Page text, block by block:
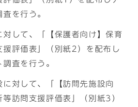
を行う。
対して、「【保護者向け】保育
援評価表」（別紙2）を配布し
査を行う。
に対して、「【訪問先施設向
等訪問支援評価表」（別紙3）